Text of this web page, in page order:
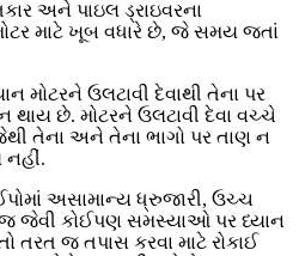
અને પાઇલ ડ્રાઇવરના
માટે ખૂબ વધારે છે, જે સમય જતાં
મોટરને ઉલટાવી દેવાથી તેના પર
થાય છે. મોટરને ઉલટાવી દેવા વચ્ચે
તેના અને તેના ભાગો પર તાણ ન
અસામાન્ય ધ્રુજારી, ઉચ્ચ
જેવી કોઈપણ સમસ્યાઓ પર ધ્યાન
જ તપાસ કરવા માટે રોકાઈ